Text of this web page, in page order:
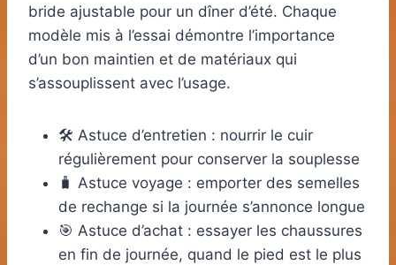
bride ajustable pour un dîner d’été. Chaque
modèle mis à l’essai démontre l’importance
d’un bon maintien et de matériaux qui
s’assouplissent avec l’usage.
🛠️ Astuce d’entretien : nourrir le cuir
régulièrement pour conserver la souplesse
🧳 Astuce voyage : emporter des semelles
de rechange si la journée s’annonce longue
🎯 Astuce d’achat : essayer les chaussures
en fin de journée, quand le pied est le plus